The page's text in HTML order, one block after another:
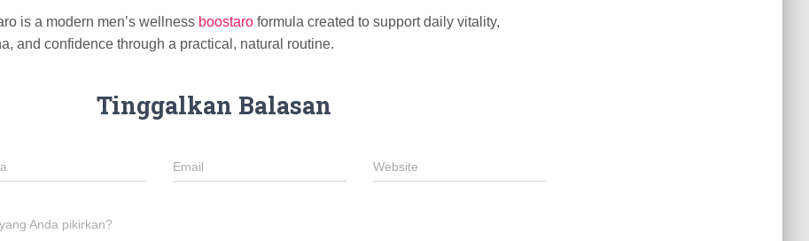
is a modern men’s wellness boostaro formula created to support daily vitality,
and confidence through a practical, natural routine.
Tinggalkan Balasan
Email Website
Anda pikirkan?